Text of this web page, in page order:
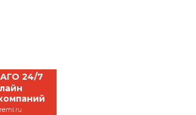
24/7